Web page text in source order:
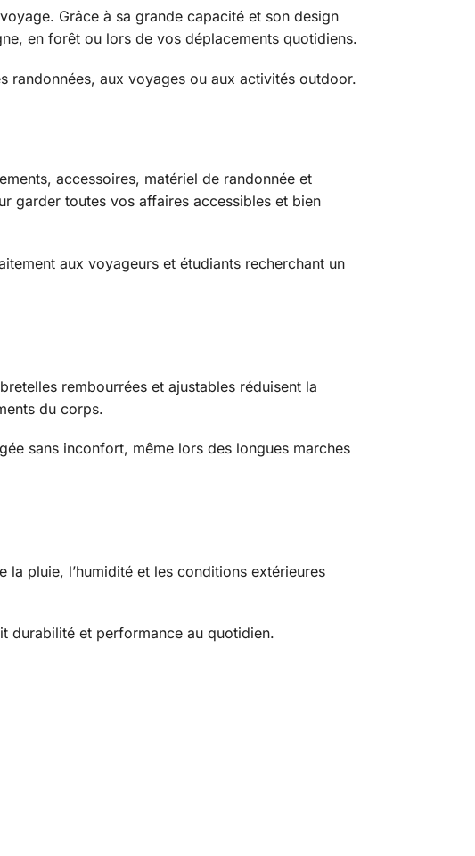
Grâce à sa grande capacité et son design
en forêt ou lors de vos déplacements quotidiens.
randonnées, aux voyages ou aux activités outdoor.
accessoires, matériel de randonnée et
garder toutes vos affaires accessibles et bien
aux voyageurs et étudiants recherchant un
rembourrées et ajustables réduisent la
du corps.
sans inconfort, même lors des longues marches
pluie, l’humidité et les conditions extérieures
durabilité et performance au quotidien.